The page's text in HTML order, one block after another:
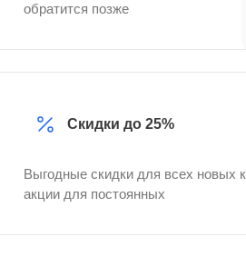
обратится позже
Скидки до 25%
Выгодные скидки для всех новых
акции для постоянных